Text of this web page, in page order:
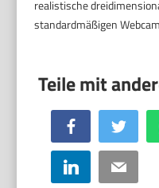
realistische
standardmäßigen
Facebook Twitter
LinkedIn Email